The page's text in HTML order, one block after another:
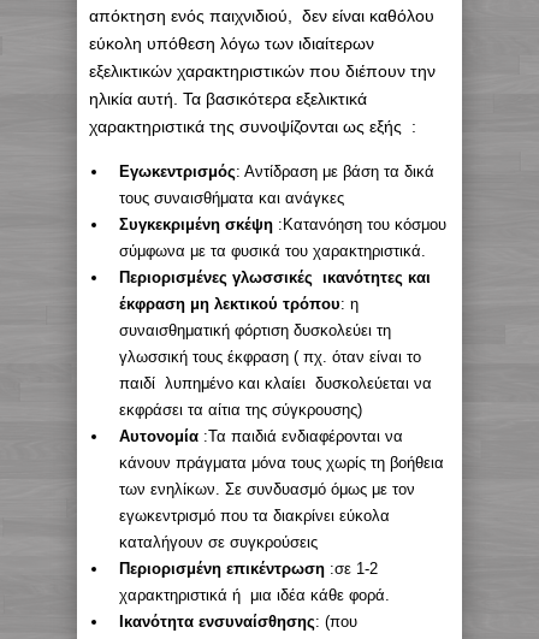
απόκτηση ενός παιχνιδιού, δεν είναι καθόλου
εύκολη υπόθεση λόγω των ιδιαίτερων
εξελικτικών χαρακτηριστικών που διέπουν την
ηλικία αυτή. Τα βασικότερα εξελικτικά
χαρακτηριστικά της συνοψίζονται ως εξής :
Εγωκεντρισμός: Αντίδραση με βάση τα δικά
τους συναισθήματα και ανάγκες
Συγκεκριμένη σκέψη :Κατανόηση του κόσμου
σύμφωνα με τα φυσικά του χαρακτηριστικά.
Περιορισμένες γλωσσικές ικανότητες και
έκφραση μη λεκτικού τρόπου: η
συναισθηματική φόρτιση δυσκολεύει τη
γλωσσική τους έκφραση ( πχ. όταν είναι το
παιδί λυπημένο και κλαίει δυσκολεύεται να
εκφράσει τα αίτια της σύγκρουσης)
Αυτονομία :Τα παιδιά ενδιαφέρονται να
κάνουν πράγματα μόνα τους χωρίς τη βοήθεια
των ενηλίκων. Σε συνδυασμό όμως με τον
εγωκεντρισμό που τα διακρίνει εύκολα
καταλήγουν σε συγκρούσεις
Περιορισμένη επικέντρωση :σε 1-2
χαρακτηριστικά ή μια ιδέα κάθε φορά.
Ικανότητα ενσυναίσθησης: (που